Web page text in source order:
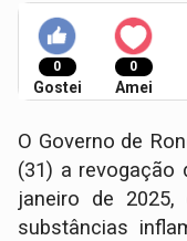
0
Gostei
0
Amei
O Governo de
(31) a revogação
janeiro de
substâncias